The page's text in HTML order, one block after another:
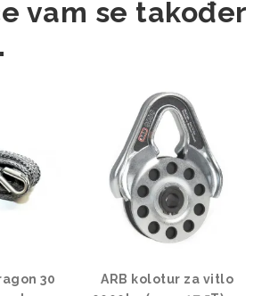
vam se također
30
ARB kolotur za vitlo